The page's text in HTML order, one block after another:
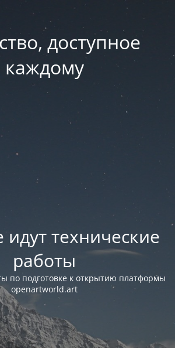
доступное
каждому
идут технические
работы
по подготовке к открытию платформы
openartworld.art